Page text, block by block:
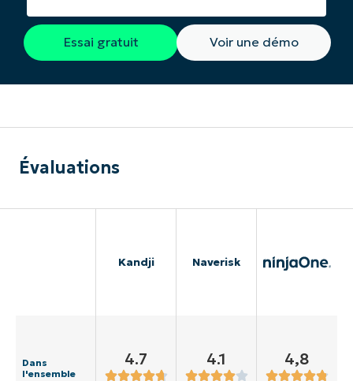
Essai gratuit Voir une démo
Évaluations
Kandji Naverisk
Dans
l'ensemble
4.7 4.1 4,8